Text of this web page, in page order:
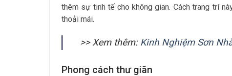
thêm sự tinh tế cho không gian. Cách trang trí
thoải mái.
>> Xem thêm: Kinh Nghiệm Sơn
Phong cách thư giãn